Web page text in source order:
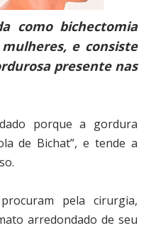
como bichectomia
e consiste
presente nas
porque a gordura
de Bichat”, e tende a
pela cirurgia,
arredondado de seu